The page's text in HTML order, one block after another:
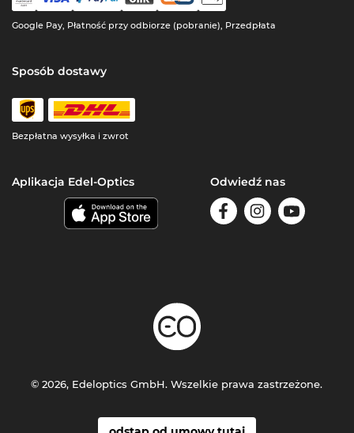
Google Pay, Płatność przy odbiorze (pobranie), Przedpłata
Sposób dostawy
Bezpłatna wysyłka i zwrot
Aplikacja Edel-Optics Odwiedź nas
© 2026, Edeloptics GmbH. Wszelkie prawa zastrzeżone.